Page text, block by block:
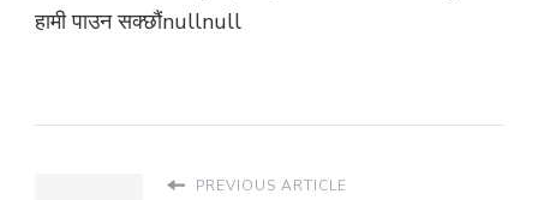
हामी पाउन सक्छौंnullnull
PREVIOUS ARTICLE